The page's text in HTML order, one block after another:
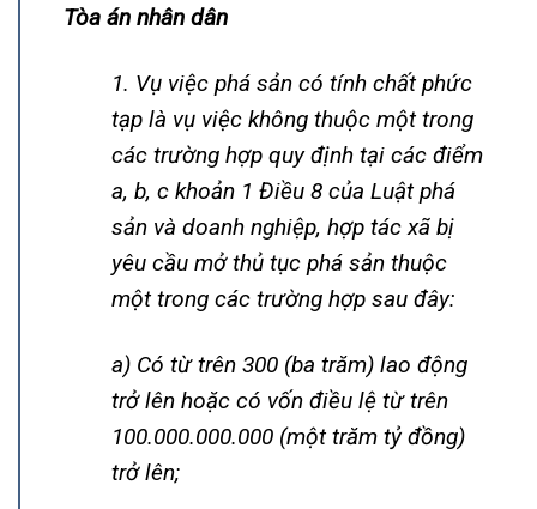
Tòa án nhân dân
1. Vụ việc phá sản có tính chất phức
tạp là vụ việc không thuộc một trong
các trường hợp quy định tại các điểm
a, b, c khoản 1 Điều 8 của Luật phá
sản và doanh nghiệp, hợp tác xã bị
yêu cầu mở thủ tục phá sản thuộc
một trong các trường hợp sau đây:
a) Có từ trên 300 (ba trăm) lao động
trở lên hoặc có vốn điều lệ từ trên
100.000.000.000 (một trăm tỷ đồng)
trở lên;